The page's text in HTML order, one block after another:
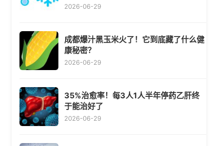
2026-06-29
成都爆汁黑玉米火了！它到底藏了什么健
康秘密？
2026-06-29
35%治愈率！每3人1人半年停药乙肝终
于能治好了
2026-06-29